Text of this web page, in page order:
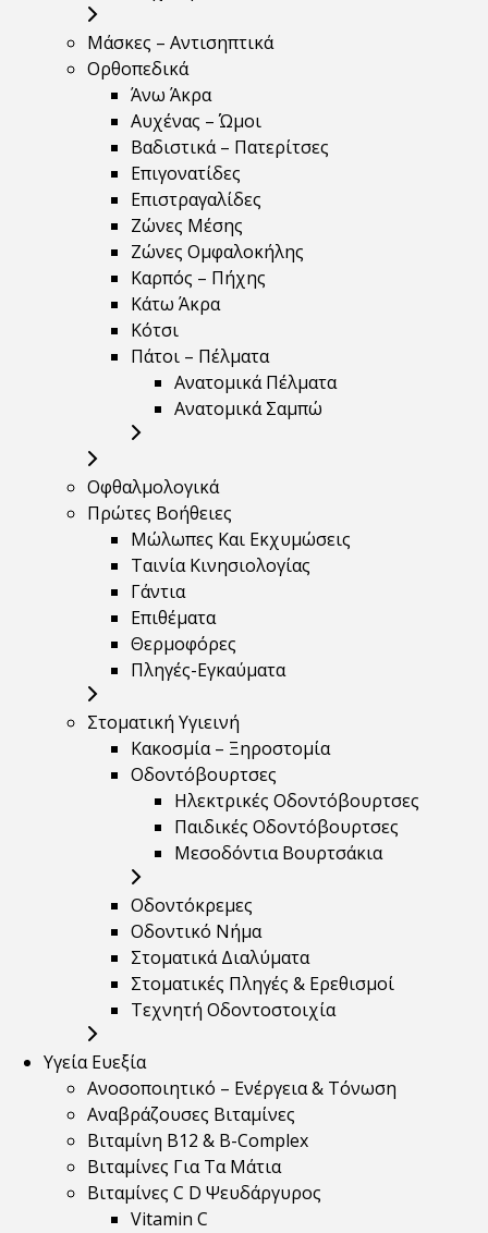
Μάσκες – Αντισηπτικά
Ορθοπεδικά
Άνω Άκρα
Αυχένας – Ώμοι
Βαδιστικά – Πατερίτσες
Επιγονατίδες
Επιστραγαλίδες
Ζώνες Μέσης
Ζώνες Ομφαλοκήλης
Καρπός – Πήχης
Κάτω Άκρα
Κότσι
Πάτοι – Πέλματα
Ανατομικά Πέλματα
Ανατομικά Σαμπώ
Οφθαλμολογικά
Πρώτες Βοήθειες
Μώλωπες Και Εκχυμώσεις
Ταινία Κινησιολογίας
Γάντια
Επιθέματα
Θερμοφόρες
Πληγές-Εγκαύματα
Στοματική Υγιεινή
Κακοσμία – Ξηροστομία
Οδοντόβουρτσες
Ηλεκτρικές Οδοντόβουρτσες
Παιδικές Οδοντόβουρτσες
Μεσοδόντια Βουρτσάκια
Οδοντόκρεμες
Οδοντικό Νήμα
Στοματικά Διαλύματα
Στοματικές Πληγές & Ερεθισμοί
Τεχνητή Οδοντοστοιχία
Υγεία Ευεξία
Ανοσοποιητικό – Ενέργεια & Τόνωση
Αναβράζουσες Βιταμίνες
Βιταμίνη B12 & Β-Complex
Βιταμίνες Για Τα Μάτια
Βιταμίνες C D Ψευδάργυρος
Vitamin C